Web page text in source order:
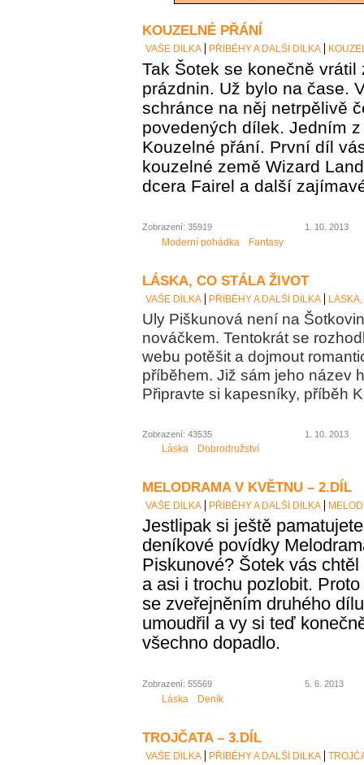
KOUZELNÉ PŘÁNÍ
VAŠE DÍLKA PŘÍBĚHY A DALŠÍ DÍLKA
Tak Šotek se konečně vrátil
prázdnin. Už bylo na čase.
schránce na něj netrpělivě
povedených dílek. Jedním
Kouzelné přání. První díl
kouzelné země Wizard
dcera Fairel a další
Zobrazení: 35919 1. 10. 2013
Moderní pohádka Fantasy
LÁSKA, CO STÁLA ŽIVOT
VAŠE DÍLKA PŘÍBĚHY A DALŠÍ DÍLKA
Uly Piškunová není na
nováčkem. Tentokrát se
webu potěšit a dojmout
příběhem. Již sám jeho název
Připravte si kapesníky, příběh
Zobrazení: 43535 1. 10. 2013
Láska Dobrodružství
MELODRAMA V KVĚTNU – 2.DÍL
VAŠE DÍLKA PŘÍBĚHY A DALŠÍ DÍLKA
Jestlipak si ještě
deníkové povídky
Piskunové? Šotek vás
a asi i trochu pozlobit.
se zveřejněním druhého
umoudřil a vy si teď
všechno dopadlo.
Zobrazení: 55569 5. 6. 2013
Láska Deník
TROJČATA – 3.DÍL
VAŠE DÍLKA PŘÍBĚHY A DALŠÍ DÍLKA